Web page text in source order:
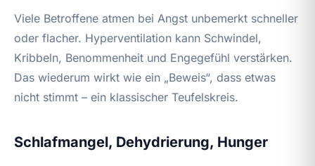
Viele Betroffene atmen bei Angst unbemerkt schneller
oder flacher. Hyperventilation kann Schwindel,
Kribbeln, Benommenheit und Engegefühl verstärken.
Das wiederum wirkt wie ein „Beweis“, dass etwas
nicht stimmt – ein klassischer Teufelskreis.
Schlafmangel, Dehydrierung, Hunger